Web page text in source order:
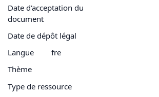
Date d'acceptation du
document
Date de dépôt légal
Langue
fre
Thème
Type de ressource